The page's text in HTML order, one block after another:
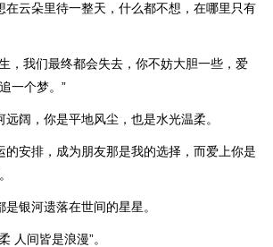
在云朵里待一整天，什么都不想，在哪里只有
，我们最终都会失去，你不妨大胆一些，爱
一个梦。”
阔，你是平地风尘，也是水光温柔。
的安排，成为朋友那是我的选择，而爱上你是
银河遗落在世间的星星。
人间皆是浪漫”。